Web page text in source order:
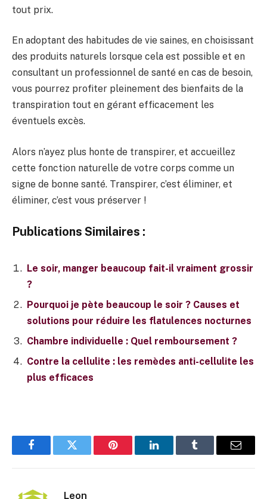
tout prix.
En adoptant des habitudes de vie saines, en choisissant
des produits naturels lorsque cela est possible et en
consultant un professionnel de santé en cas de besoin,
vous pourrez profiter pleinement des bienfaits de la
transpiration tout en gérant efficacement les
éventuels excès.
Alors n’ayez plus honte de transpirer, et accueillez
cette fonction naturelle de votre corps comme un
signe de bonne santé. Transpirer, c’est éliminer, et
éliminer, c’est vous préserver !
Publications Similaires :
Le soir, manger beaucoup fait-il vraiment grossir
?
Pourquoi je pète beaucoup le soir ? Causes et
solutions pour réduire les flatulences nocturnes
Chambre individuelle : Quel remboursement ?
Contre la cellulite : les remèdes anti-cellulite les
plus efficaces
FacebookTwitter Pinterest LinkedInTumblr
E-
Leon